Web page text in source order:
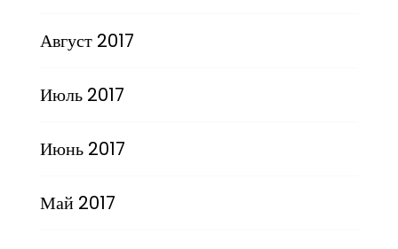
Август 2017
Июль 2017
Июнь 2017
Май 2017